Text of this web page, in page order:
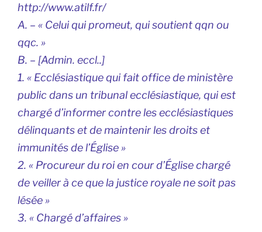
http://www.atilf.fr/
A. – « Celui qui promeut, qui soutient qqn ou
qqc. »
B. – [Admin. eccl..]
1. « Ecclésiastique qui fait office de ministère
public dans un tribunal ecclésiastique, qui est
chargé d’informer contre les ecclésiastiques
délinquants et de maintenir les droits et
immunités de l’Église »
2. « Procureur du roi en cour d’Église chargé
de veiller à ce que la justice royale ne soit pas
lésée »
3. « Chargé d’affaires »